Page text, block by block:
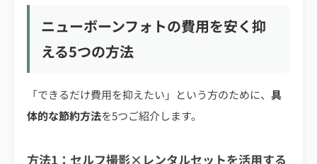
ニューボーンフォトの費用を安く抑
える5つの方法
「できるだけ費用を抑えたい」という方のために、 具
体的な節約方法を5つご紹介します。
方法1：セルフ撮影×レンタルセットを活用する